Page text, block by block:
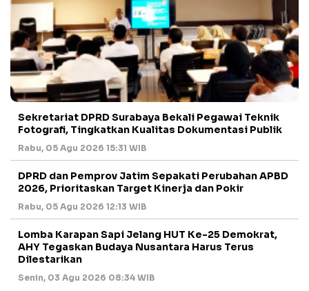
Sekretariat DPRD Surabaya Bekali Pegawai Teknik
Fotografi, Tingkatkan Kualitas Dokumentasi Publik
Rabu, 05 Agu 2026 15:31 WIB
DPRD dan Pemprov Jatim Sepakati Perubahan APBD
2026, Prioritaskan Target Kinerja dan Pokir
Rabu, 05 Agu 2026 12:13 WIB
Lomba Karapan Sapi Jelang HUT Ke-25 Demokrat,
AHY Tegaskan Budaya Nusantara Harus Terus
Dilestarikan
Senin, 03 Agu 2026 08:34 WIB